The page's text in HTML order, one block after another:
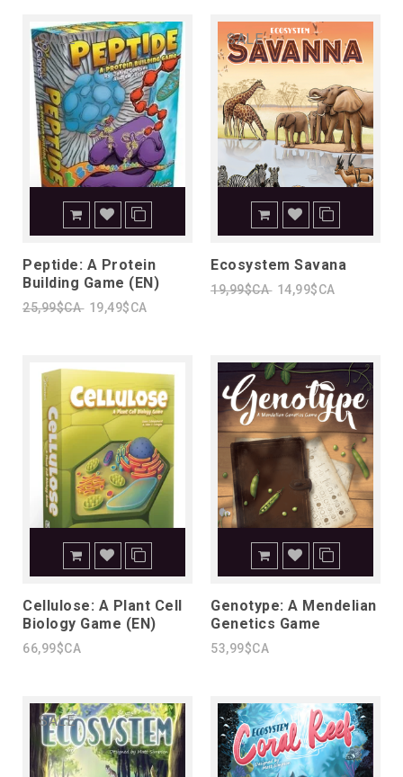
SALE
Peptide: A Protein
Building Game (EN)
25,99$CA 19,49$CA
SALE
Ecosystem Savana
19,99$CA 14,99$CA
Cellulose: A Plant Cell
Biology Game (EN)
66,99$CA
Genotype: A Mendelian
Genetics Game
53,99$CA
SALE